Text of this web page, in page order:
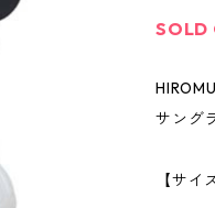
SOLD
サング
【サイ